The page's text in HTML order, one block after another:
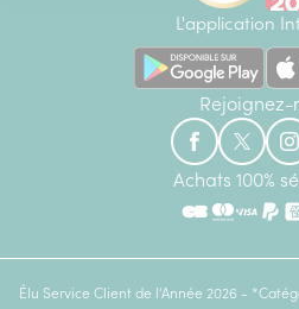
L'application
Rejoignez-
Achats 100%
Élu Service Client de l'Année 2026 -